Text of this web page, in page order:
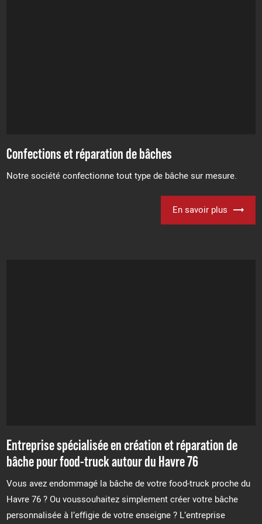
Confections et réparation de bâches
Notre société confectionne tout type de bâche sur mesure.
En savoir plus
Entreprise spécialisée en création et réparation de
bâche pour food-truck autour du Havre 76
Vous avez endommagé la bâche de votre food-truck proche du
Havre 76 ? Ou voussouhaitez simplement créer votre bâche
personnalisée à l’effigie de votre enseigne ? L’entreprise